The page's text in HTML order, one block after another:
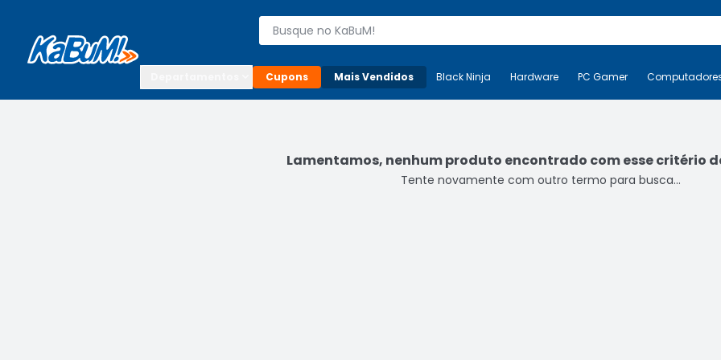
Buscar produtos
Cupons Mais Vendidos Mais-v- Black Ninja Hardware PC Gamer
Black Ninja Hardware PC Gamer
Lamentamos, nenhum produto encontrado com esse critério
Tente novamente com outro termo para busca...